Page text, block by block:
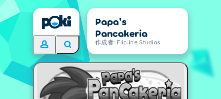
Papa’s
Pancakeria
作成者: Flipline Studios